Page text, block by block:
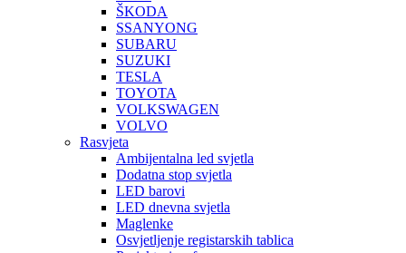
ŠKODA
SSANYONG
SUBARU
SUZUKI
TESLA
TOYOTA
VOLKSWAGEN
VOLVO
Rasvjeta
Ambijentalna led svjetla
Dodatna stop svjetla
LED barovi
LED dnevna svjetla
Maglenke
Osvjetljenje registarskih tablica